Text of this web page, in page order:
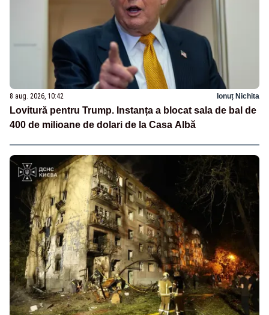
8 aug. 2026, 10:42 Ionuț Nichita
Lovitură pentru Trump. Instanța a blocat sala de bal de
400 de milioane de dolari de la Casa Albă